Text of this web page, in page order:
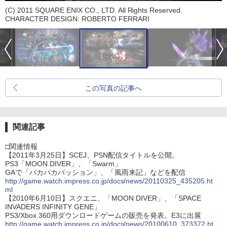
(C) 2011 SQUARE ENIX CO., LTD. All Rights Reserved.
CHARACTER DESIGN: ROBERTO FERRARI
この写真の記事へ
関連記事
□関連情報
【2011年3月25日】SCEJ、PSN配信タイトルを公開。
PS3「MOON DIVER」、「Swarm」
GAで「パカパカパッション」、「風雨来記」などを配信
http://game.watch.impress.co.jp/docs/news/20110325_435205.ht
ml
【2010年6月10日】スクエニ、「MOON DIVER」、「SPACE
INVADERS INFINITY GENE」
PS3/Xbox 360用ダウンロードゲームの販売を発表。E3に出展
http://game.watch.impress.co.jp/docs/news/20100610_373372.ht